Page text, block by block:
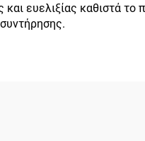
ευελιξίας καθιστά το